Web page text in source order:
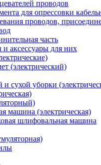
проводов
для опрессовки
проводов,
часть
аксессуары для них
(электрический)
сухой уборки
машина (электрическая)
шлифовальная машина